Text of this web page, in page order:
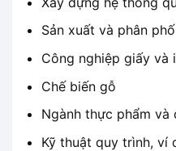
Sản xuất và phân
Công nghiệp giấy và
Chế biến gỗ
Ngành thực phẩm và
Kỹ thuật quy trình, ví